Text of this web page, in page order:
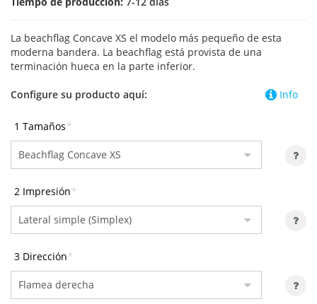
La beachflag Concave XS el modelo más pequeño de esta
moderna bandera. La beachflag está provista de una
terminación hueca en la parte inferior.
Info
Configure su producto aquí:
1 Tamaños*
2 Impresión*
3 Dirección*